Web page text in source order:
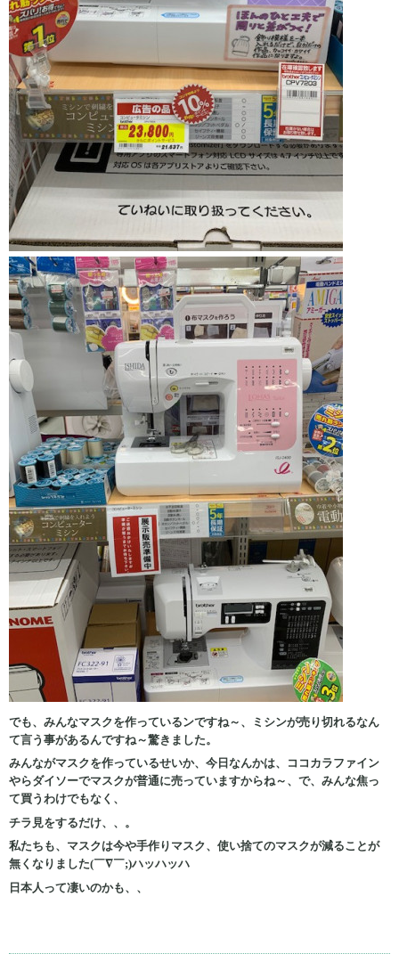
でも、みんなマスクを作っているンですね～、ミシンが売り切れるなん
て言う事があるんですね～驚きました。
みんながマスクを作っているせいか、今日なんかは、ココカラファイン
やらダイソーでマスクが普通に売っていますからね～、で、みんな焦っ
て買うわけでもなく、
チラ見をするだけ、、。
私たちも、マスクは今や手作りマスク、使い捨てのマスクが減ることが
無くなりました(￣∇￣;)ハッハッハ
日本人って凄いのかも、、